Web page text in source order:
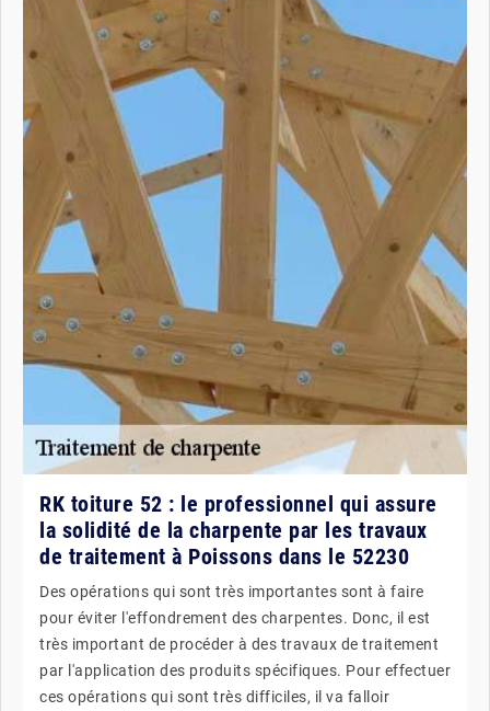
RK toiture 52 : le professionnel qui assure
la solidité de la charpente par les travaux
de traitement à Poissons dans le 52230
Des opérations qui sont très importantes sont à faire
pour éviter l'effondrement des charpentes. Donc, il est
très important de procéder à des travaux de traitement
par l'application des produits spécifiques. Pour effectuer
ces opérations qui sont très difficiles, il va falloir